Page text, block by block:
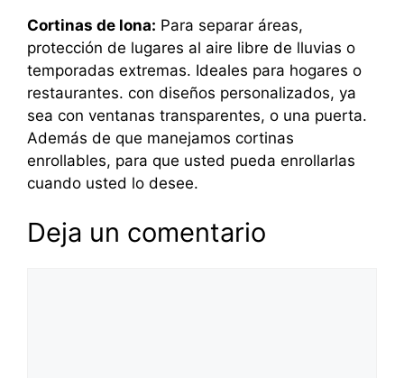
Cortinas de lona: Para separar áreas,
protección de lugares al aire libre de lluvias o
temporadas extremas. Ideales para hogares o
restaurantes. con diseños personalizados, ya
sea con ventanas transparentes, o una puerta.
Además de que manejamos cortinas
enrollables, para que usted pueda enrollarlas
cuando usted lo desee.
Deja un comentario